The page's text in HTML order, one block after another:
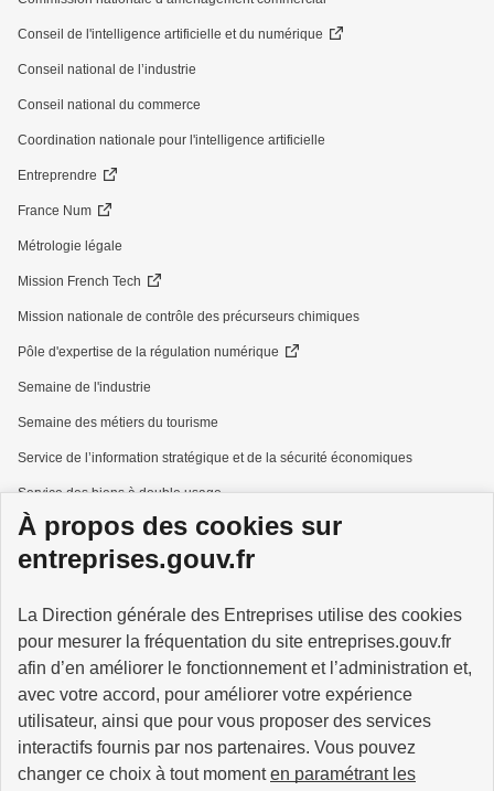
À propos des cookies sur
entreprises.gouv.fr
La Direction générale des Entreprises utilise des cookies
pour mesurer la fréquentation du site entreprises.gouv.fr
afin d’en améliorer le fonctionnement et l’administration et,
avec votre accord, pour améliorer votre expérience
utilisateur, ainsi que pour vous proposer des services
interactifs fournis par nos partenaires. Vous pouvez
changer ce choix à tout momenten paramétrant les
Conseil de l'intelligence artificielle et du numérique
Conseil national de l’industrie
Conseil national du commerce
Coordination nationale pour l'intelligence artificielle
Entreprendre
France Num
Métrologie légale
Mission French Tech
Mission nationale de contrôle des précurseurs chimiques
Pôle d'expertise de la régulation numérique
Semaine de l'industrie
Semaine des métiers du tourisme
Service de l’information stratégique et de la sécurité économiques
Service des biens à double usage
Services à la personne
GOUVERNEMENT
info.gouv.fr service-public.gouv.fr